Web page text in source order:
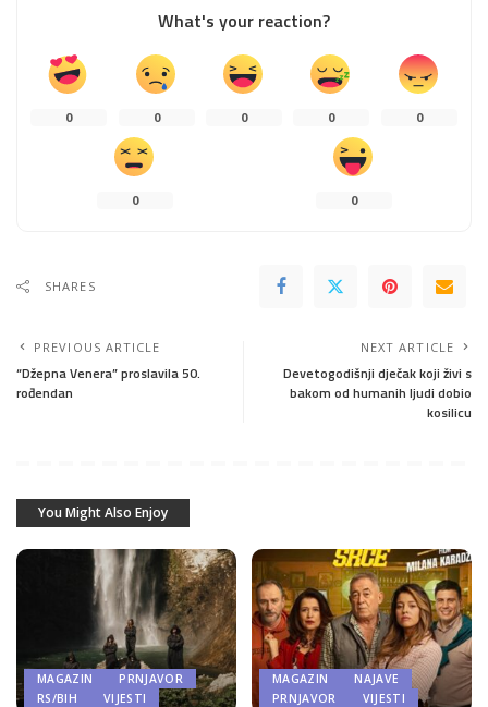
What's your reaction?
0 0 0 0 0
0 0
SHARES
PREVIOUS ARTICLE
“Džepna Venera” proslavila 50.
rođendan
NEXT ARTICLE
Devetogodišnji dječak koji živi s
bakom od humanih ljudi dobio
kosilicu
You Might Also Enjoy
MAGAZIN
PRNJAVOR
RS/BIH
VIJESTI
MAGAZIN
NAJAVE
PRNJAVOR
VIJESTI